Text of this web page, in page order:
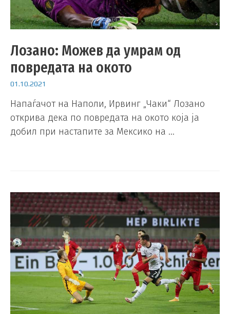
Лозано: Можев да умрам од
повредата на окото
01.10.2021
Напаѓачот на Наполи, Ирвинг „Чаки“ Лозано
открива дека по повредата на окото која ја
добил при настапите за Мексико на …